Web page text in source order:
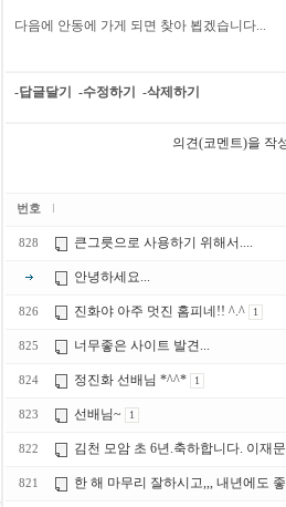
다음에 안동에 가게 되면 찾아 뵙겠습니다...
-답글달기 -수정하기 -삭제하기
의견(코멘트)을 작
번호
828 큰그릇으로 사용하기 위해서....
안녕하세요...
826 진화야 아주 멋진 홈피네!! ^.^ 1
825 너무좋은 사이트 발견...
824 정진화 선배님 *^^* 1
823 선배님~ 1
822 김천 모암 초 6년.축하합니다. 이재
821 한 해 마무리 잘하시고,,, 내년에도